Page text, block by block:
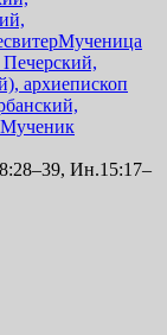
Мученица
архиепископ
Мученик
Ин.15:17–